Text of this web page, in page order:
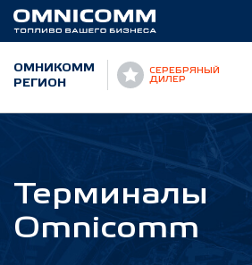
ОМНИКОММ
РЕГИОН
СЕРЕБРЯНЫЙ
ДИЛЕР
Терминалы
Omnicomm